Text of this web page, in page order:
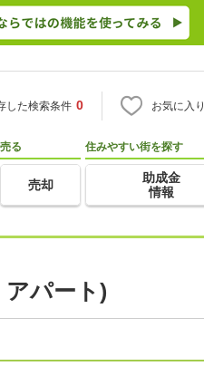
した検索条件 0 お気に入り
売る
売却
住みやすい街を探す
助成金
情報
パート)